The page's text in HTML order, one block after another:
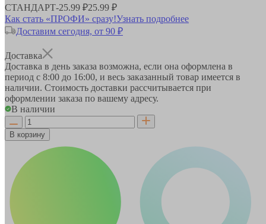
СТАНДАРТ-25.99 ₽25.99 ₽
Как стать «ПРОФИ» сразу!Узнать подробнее
Доставим сегодня, от 90 ₽
Доставка
Доставка в день заказа возможна, если она оформлена в
период с 8:00 до 16:00, и весь заказанный товар имеется в
наличии. Стоимость доставки рассчитывается при
оформлении заказа по вашему адресу.
В наличии
В корзину